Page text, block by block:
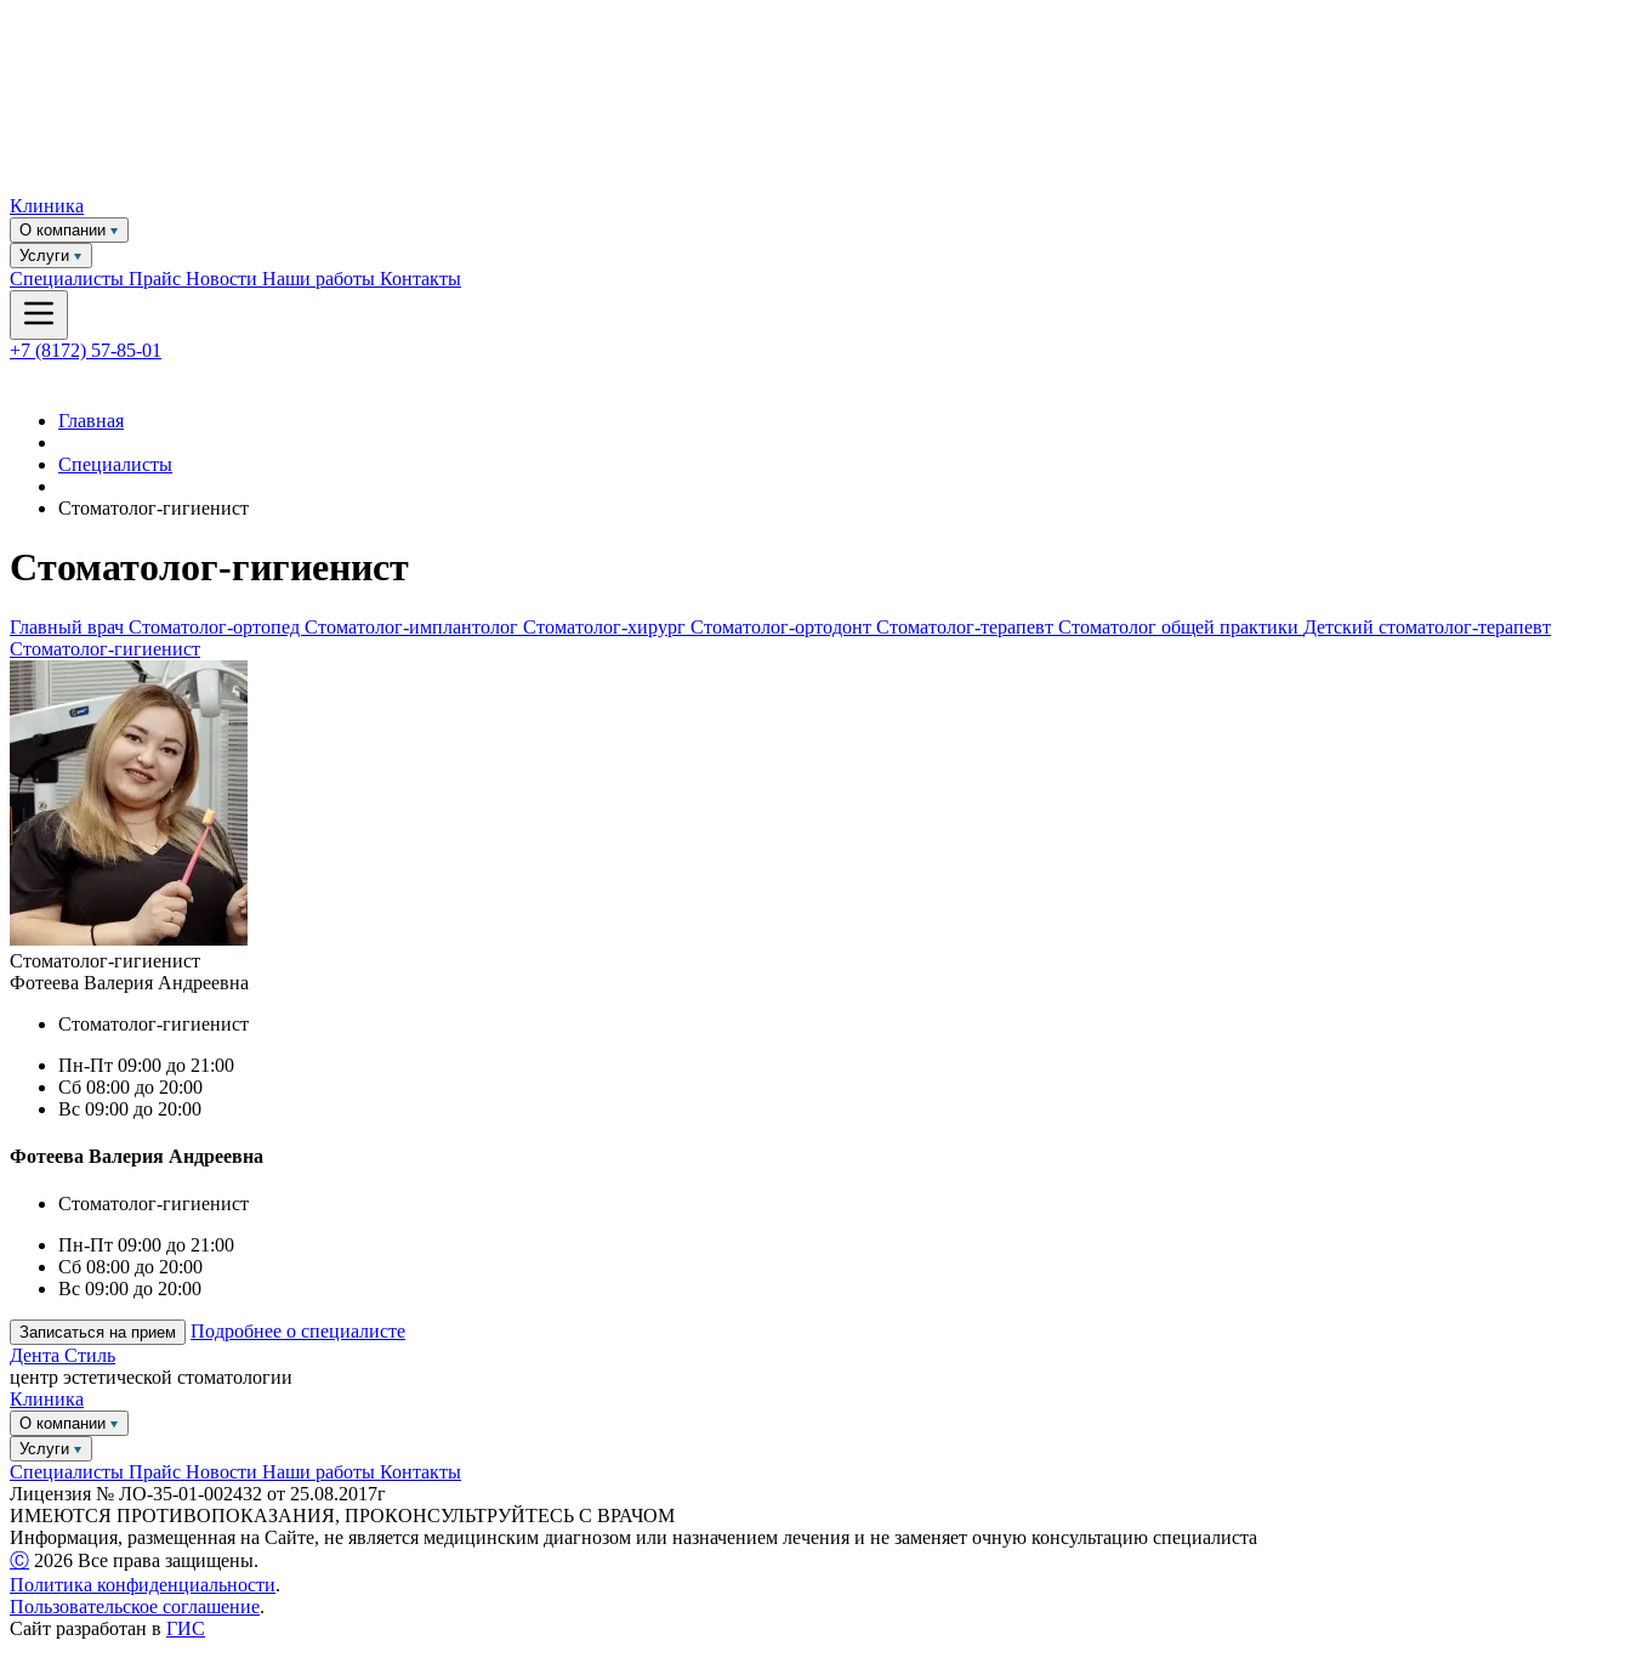
Клиника
О компании
Услуги
Специалисты Прайс Новости Наши работы Контакты
+7 (8172) 57-85-01
Главная
Специалисты
Стоматолог-гигиенист
Стоматолог-гигиенист
Главный врач Стоматолог-ортопед Стоматолог-имплантолог Стоматолог-хирург Стоматолог-ортодонт Стоматолог-терапевт Стоматолог общей практики Детский стоматолог-терапевт
Стоматолог-гигиенист
Стоматолог-гигиенист
Фотеева Валерия Андреевна
Стоматолог-гигиенист
Пн-Пт 09:00 до 21:00
Сб 08:00 до 20:00
Вс 09:00 до 20:00
Фотеева Валерия Андреевна
Стоматолог-гигиенист
Пн-Пт 09:00 до 21:00
Сб 08:00 до 20:00
Вс 09:00 до 20:00
Записаться на прием
Подробнее о специалисте
Дента Стиль
центр эстетической стоматологии
Клиника
О компании
Услуги
Специалисты Прайс Новости Наши работы Контакты
Лицензия № ЛО-35-01-002432 от 25.08.2017г
ИМЕЮТСЯ ПРОТИВОПОКАЗАНИЯ, ПРОКОНСУЛЬТРУЙТЕСЬ С ВРАЧОМ
Информация, размещенная на Сайте, не является медицинским диагнозом или назначением лечения и не заменяет очную консультацию специалиста
Ⓒ️ 2026 Все права защищены.
Политика конфиденциальности.
Пользовательское соглашение.
Сайт разработан в ГИС